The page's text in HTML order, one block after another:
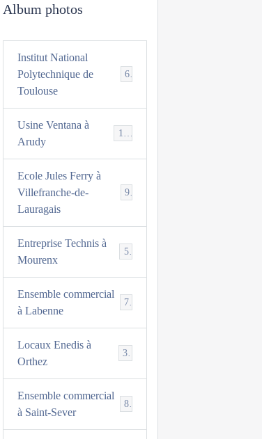
Album photos
Institut National
Polytechnique de
Toulouse
Usine Ventana à
Arudy
Ecole Jules Ferry à
Villefranche-de-
Lauragais
Entreprise Technis à
Mourenx
5
Ensemble commercial
à Labenne
Locaux Enedis à
Orthez
Ensemble commercial
à Saint-Sever